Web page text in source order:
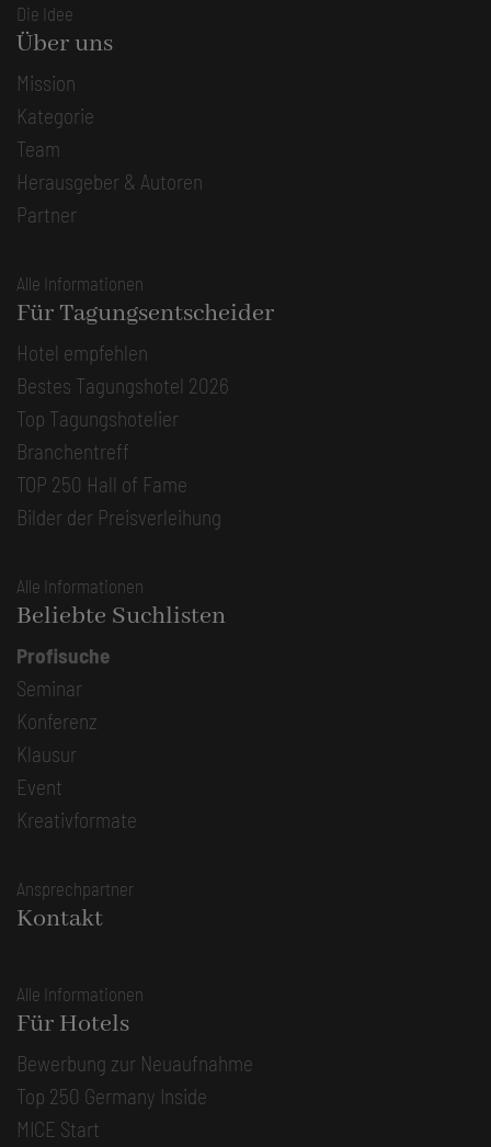
Die Idee
Über uns
Mission
Kategorie
Team
Herausgeber & Autoren
Partner
Alle Informationen
Für Tagungsentscheider
Hotel empfehlen
Bestes Tagungshotel 2026
Top Tagungshotelier
Branchentreff
TOP 250 Hall of Fame
Bilder der Preisverleihung
Alle Informationen
Beliebte Suchlisten
Profisuche
Seminar
Konferenz
Klausur
Event
Kreativformate
Ansprechpartner
Kontakt
Alle Informationen
Für Hotels
Bewerbung zur Neuaufnahme
Top 250 Germany Inside
MICE Start